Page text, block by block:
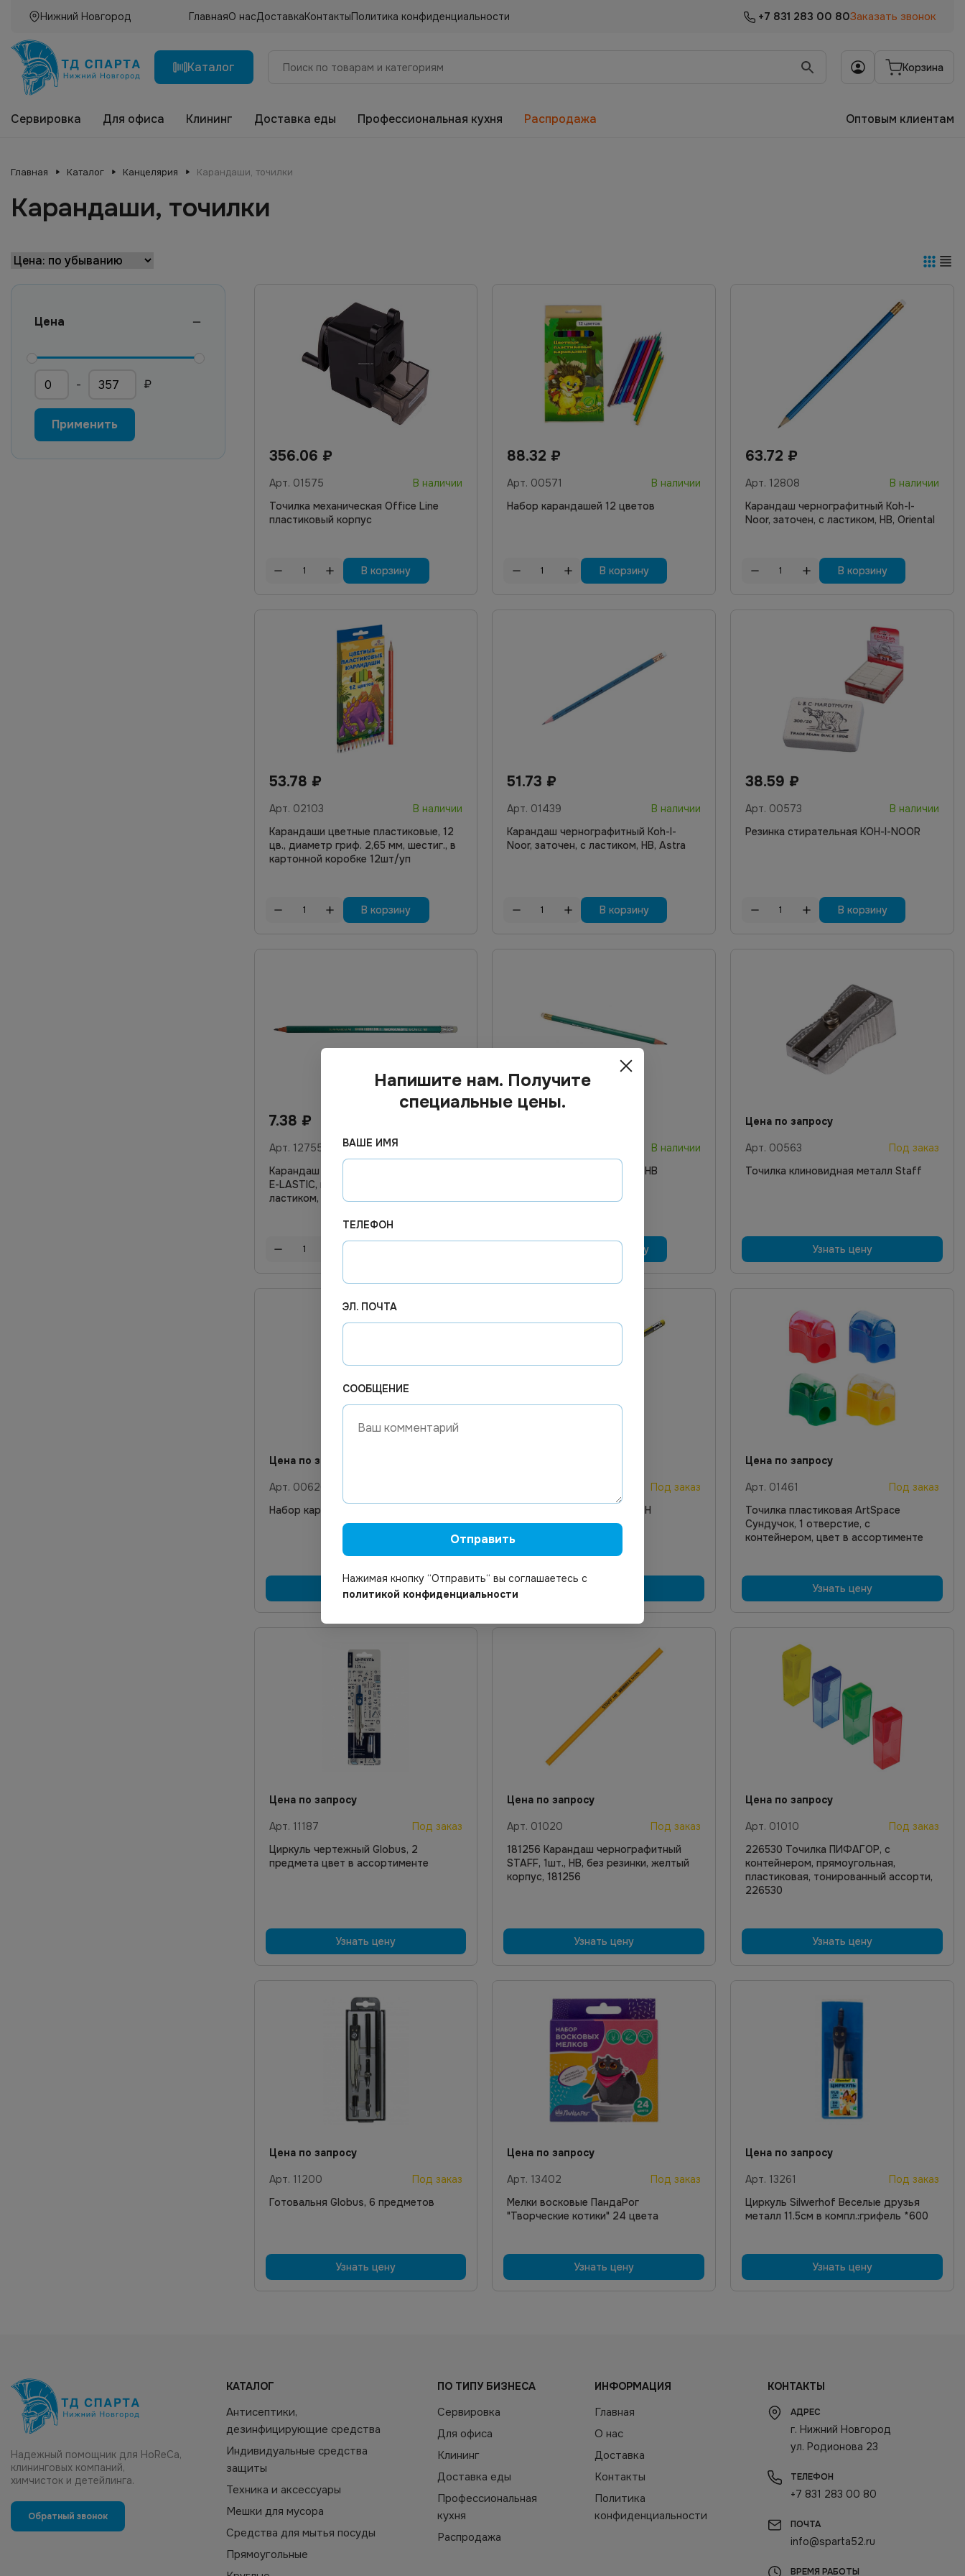
Нижний Новгород ГлавнаяО насДоставкаКонтактыПолитика конфиденциальности +7 831 283 00 80Заказать звонок
Каталог Корзина
Сервировка Для офиса Клининг Доставка еды Профессиональная кухня Распродажа Оптовым клиентам
Главная Каталог Канцелярия Карандаши, точилки
Карандаши, точилки
Цена
Мин. цена
-
Макс. цена
₽
Применить
356.06 ₽
Арт. 01575
В наличии
Точилка механическая Office Line
пластиковый корпус
В корзину
88.32 ₽
Арт. 00571
В наличии
Набор карандашей 12 цветов
В корзину
63.72 ₽
Арт. 12808
В наличии
Карандаш чернографитный Koh-I-
Noor, заточен, с ластиком, HB, Oriental
В корзину
53.78 ₽
Арт. 02103
В наличии
Карандаши цветные пластиковые, 12
цв., диаметр гриф. 2,65 мм, шестиг., в
картонной коробке 12шт/уп
В корзину
51.73 ₽
Арт. 01439
В наличии
Карандаш чернографитный Koh-I-
Noor, заточен, с ластиком, HB, Astra
В корзину
38.59 ₽
Арт. 00573
В наличии
Резинка стирательная KOH-I-NOOR
В корзину
7.38 ₽
Арт. 12755
Карандаш чернографитный Workmate
E-LASTIC, пластик, HB, зеленый, с
ластиком, заточен *12/2880
В наличии
Карандаш ч/чр с ластиком НВ
В корзину
Цена по запросу
Арт. 00563
Под заказ
Точилка клиновидная металл Staff
Узнать цену
Цена по запросу
Арт. 00626
Набор карандашей 6цв
Узнать цену
Под заказ
Карандаш ч/чр с ластиком Н
Цена по запросу
Арт. 01461
Под заказ
Точилка пластиковая ArtSpace
Сундучок, 1 отверстие, с
контейнером, цвет в ассортименте
Узнать цену
Цена по запросу
Арт. 11187
Под заказ
Циркуль чертежный Globus, 2
предмета цвет в ассортименте
Узнать цену
Цена по запросу
Арт. 01020
Под заказ
181256 Карандаш чернографитный
STAFF, 1шт., НВ, без резинки, желтый
корпус, 181256
Узнать цену
Цена по запросу
Арт. 01010
Под заказ
226530 Точилка ПИФАГОР, с
контейнером, прямоугольная,
пластиковая, тонированный ассорти,
226530
Узнать цену
Цена по запросу
Арт. 11200
Под заказ
Готовальня Globus, 6 предметов
Узнать цену
Цена по запросу
Арт. 13402
Под заказ
Мелки восковые ПандаРог
"Творческие котики" 24 цвета
Узнать цену
Цена по запросу
Арт. 13261
Под заказ
Циркуль Silwerhof Веселые друзья
металл 11.5см в компл.:грифель *600
Узнать цену
Надежный помощник для HoReCa,
клининговых компаний,
химчисток и детейлинга.
Обратный звонок
КАТАЛОГ
Антисептики,
дезинфицирующие средства
Индивидуальные средства
защиты
Техника и аксессуары
Мешки для мусора
Средства для мытья посуды
Прямоугольные
ПО ТИПУ БИЗНЕСА
Сервировка
Для офиса
Клининг
Доставка еды
Профессиональная
кухня
Распродажа
ИНФОРМАЦИЯ
Главная
О нас
Доставка
Контакты
Политика
конфиденциальности
КОНТАКТЫ
АДРЕС
г. Нижний Новгород
ул. Родионова 23
ТЕЛЕФОН
+7 831 283 00 80
ПОЧТА
info@sparta52.ru
ВРЕМЯ РАБОТЫ
Напишите нам. Получите
специальные цены.
ВАШЕ ИМЯ
ТЕЛЕФОН
ЭЛ. ПОЧТА
СООБЩЕНИЕ
Отправить
Нажимая кнопку “Отправить“ вы соглашаетесь с
политикой конфиденциальности